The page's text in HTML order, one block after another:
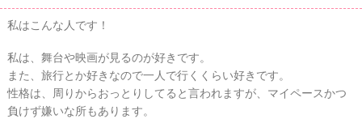
私はこんな人です！
私は、舞台や映画が見るのが好きです。
また、旅行とか好きなので一人で行くくらい好きです。
性格は、周りからおっとりしてると言われますが、マイペースかつ
負けず嫌いな所もあります。